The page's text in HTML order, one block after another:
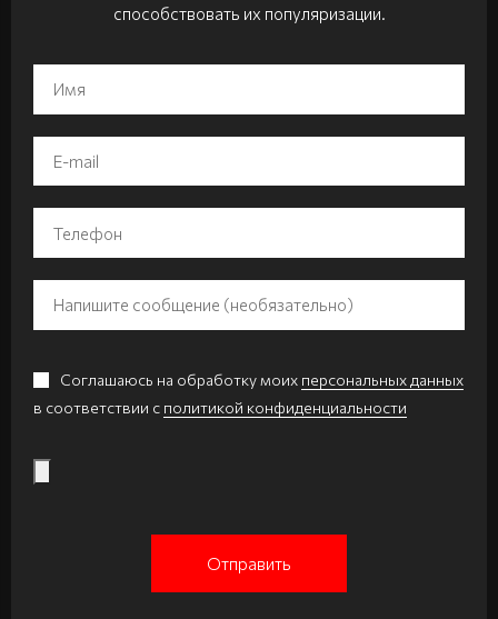
способствовать их популяризации.
Соглашаюсь на обработку моих персональных данных
в соответствии с политикой конфиденциальности
Отправить